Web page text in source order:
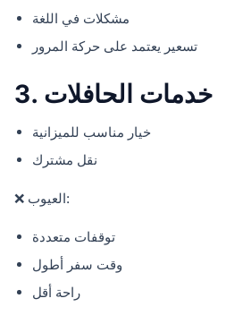
مشكلات في اللغة
تسعير يعتمد على حركة المرور
3. خدمات الحافلات
خيار مناسب للميزانية
نقل مشترك
❌ العيوب:
توقفات متعددة
وقت سفر أطول
راحة أقل